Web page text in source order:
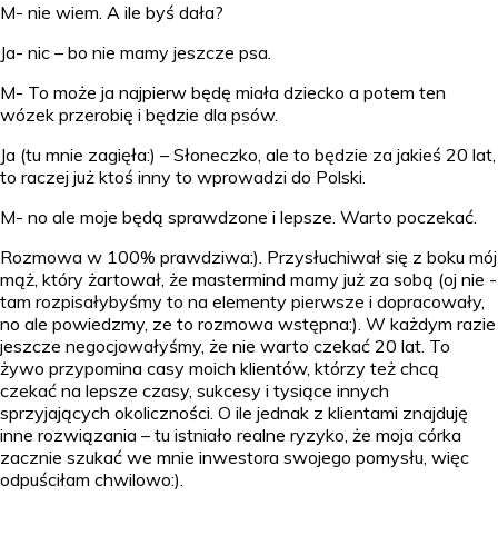
M- nie wiem. A ile byś dała?
Ja- nic – bo nie mamy jeszcze psa.
M- To może ja najpierw będę miała dziecko a potem ten
wózek przerobię i będzie dla psów.
Ja (tu mnie zagięła:) – Słoneczko, ale to będzie za jakieś 20 lat,
to raczej już ktoś inny to wprowadzi do Polski.
M- no ale moje będą sprawdzone i lepsze. Warto poczekać.
Rozmowa w 100% prawdziwa:). Przysłuchiwał się z boku mój
mąż, który żartował, że mastermind mamy już za sobą (oj nie -
tam rozpisałybyśmy to na elementy pierwsze i dopracowały,
no ale powiedzmy, ze to rozmowa wstępna:). W każdym razie
jeszcze negocjowałyśmy, że nie warto czekać 20 lat. To
żywo przypomina casy moich klientów, którzy też chcą
czekać na lepsze czasy, sukcesy i tysiące innych
sprzyjających okoliczności. O ile jednak z klientami znajduję
inne rozwiązania – tu istniało realne ryzyko, że moja córka
zacznie szukać we mnie inwestora swojego pomysłu, więc
odpuściłam chwilowo:).